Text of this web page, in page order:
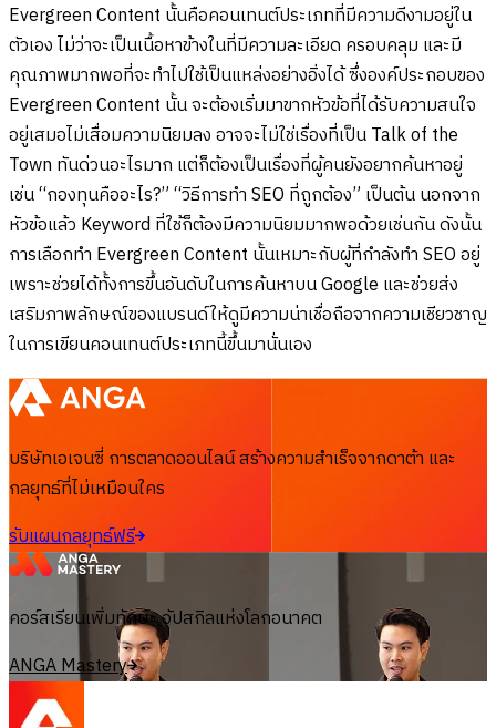
Evergreen Content นั้นคือคอนเทนต์ประเภทที่มีความดีงามอยู่ใน
ตัวเอง ไม่ว่าจะเป็นเนื้อหาข้างในที่มีความละเอียด ครอบคลุม และมี
คุณภาพมากพอที่จะทำไปใช้เป็นแหล่งอย่างอิ่งได้ ซึ่งองค์ประกอบของ
Evergreen Content นั้น จะต้องเริ่มมาขากหัวข้อที่ได้รับความสนใจ
อยู่เสมอไม่เสื่อมความนิยมลง อาจจะไม่ใช่เรื่องที่เป็น Talk of the
Town ทันด่วนอะไรมาก แต่ก็ต้องเป็นเรื่องที่ผู้คนยังอยากค้นหาอยู่
เช่น “กองทุนคืออะไร?” “วิธีการทำ SEO ที่ถูกต้อง” เป็นต้น นอกจาก
หัวข้อแล้ว Keyword ที่ใช้ก็ต้องมีความนิยมมากพอด้วยเช่นกัน ดังนั้น
การเลือกทำ Evergreen Content นั้นเหมาะกับผู้ที่กำลังทำ SEO อยู่
เพราะช่วยได้ทั้งการขึ้นอันดับในการค้นหาบน Google และช่วยส่ง
เสริมภาพลักษณ์ของแบรนด์ให้ดูมีความน่าเชื่อถือจากความเชียวชาญ
ในการเขียนคอนเทนต์ประเภทนี้ขึ้นมานั่นเอง
บริษัทเอเจนซี่ การตลาดออนไลน์ สร้างความสำเร็จจากดาต้า และ
กลยุทธ์ที่ไม่เหมือนใคร
รับแผนกลยุทธ์ฟรี
คอร์สเรียนเพิ่มทักษะ อัปสกิลแห่งโลกอนาคต
ANGA Mastery